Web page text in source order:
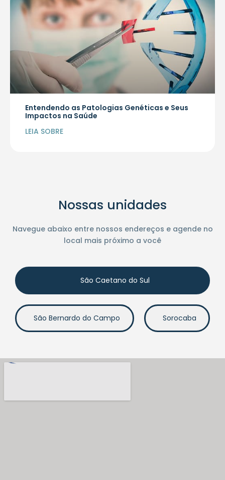
Entendendo as Patologias Genéticas e Seus
Impactos na Saúde
LEIA SOBRE
Nossas unidades
Navegue abaixo entre nossos endereços e agende no
local mais próximo a você
São Caetano do Sul
São Bernardo do Campo Sorocaba